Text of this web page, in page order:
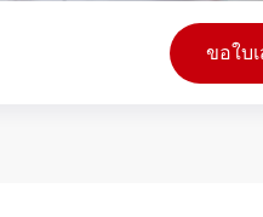
ขอใบ